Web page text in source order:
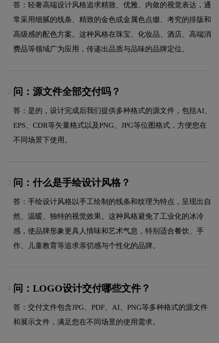
答：轻奢高端设计风格追求精致、优雅、内敛的视觉表达，通
常采用细腻的线条、精致的金色或金属色点缀、考究的排版和
高级感的配色方案。这种风格在珠宝、化妆品、酒店、高端消
费品等领域广为应用，传递出品质与品味的品牌定位。
2. 问：源文件全部交付吗？
答：是的，设计完成后我们提供多种格式的源文件，包括AI、
EPS、CDR等矢量格式以及PNG、JPG等位图格式，方便您在
不同场景下使用。
3. 问：什么是手绘设计风格？
答：手绘设计风格以手工绘制的线条和纹理为特点，呈现出自
然、温暖、独特的视觉效果。这种风格避免了工业化的冰冷
感，使品牌形象更具人情味和艺术气息，特别适合餐饮、手
作、儿童教育等追求亲切感与个性化的品牌。
4. 问：LOGO设计交付哪些文件？
答：交付文件包含JPG、PDF、AI、PNG等多种格式的源文件
和展示文件，满足您在不同场景的使用需求。